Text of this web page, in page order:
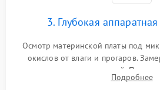
3. Глубокая
Осмотр материнской платы под
окислов от влаги и прогаров.
дежурных напряжений.
мультиконтроллера,Подробнее